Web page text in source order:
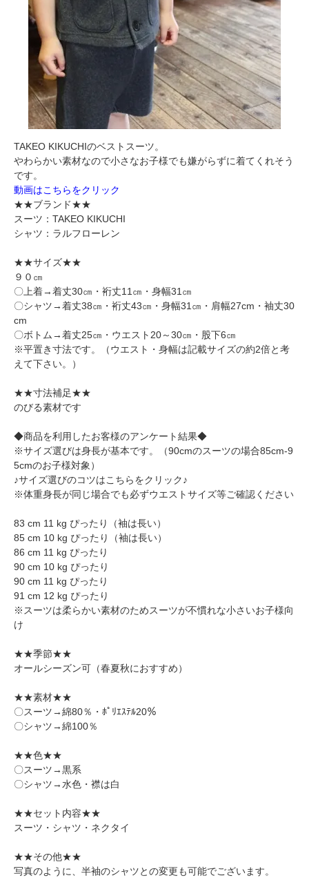
TAKEO KIKUCHIのベストスーツ。
やわらかい素材なので小さなお子様でも嫌がらずに着てくれそう
です。
動画はこちらをクリック
★★ブランド★★
スーツ：TAKEO KIKUCHI
シャツ：ラルフローレン
★★サイズ★★
９０㎝
〇上着→着丈30㎝・裄丈11㎝・身幅31㎝
〇シャツ→着丈38㎝・裄丈43㎝・身幅31㎝・肩幅27cm・袖丈30
cm
〇ボトム→着丈25㎝・ウエスト20～30㎝・股下6㎝
※平置き寸法です。（ウエスト・身幅は記載サイズの約2倍と考
えて下さい。）
★★寸法補足★★
のびる素材です
◆商品を利用したお客様のアンケート結果◆
※サイズ選びは身長が基本です。（90cmのスーツの場合85cm-9
5cmのお子様対象）
♪サイズ選びのコツはこちらをクリック♪
※体重身長が同じ場合でも必ずウエストサイズ等ご確認ください
83 cm 11 kg ぴったり（袖は長い）
85 cm 10 kg ぴったり（袖は長い）
86 cm 11 kg ぴったり
90 cm 10 kg ぴったり
90 cm 11 kg ぴったり
91 cm 12 kg ぴったり
※スーツは柔らかい素材のためスーツが不慣れな小さいお子様向
け
★★季節★★
オールシーズン可（春夏秋におすすめ）
★★素材★★
〇スーツ→綿80％・ﾎﾟﾘｴｽﾃﾙ20％
〇シャツ→綿100％
★★色★★
〇スーツ→黒系
〇シャツ→水色・襟は白
★★セット内容★★
スーツ・シャツ・ネクタイ
★★その他★★
写真のように、半袖のシャツとの変更も可能でございます。